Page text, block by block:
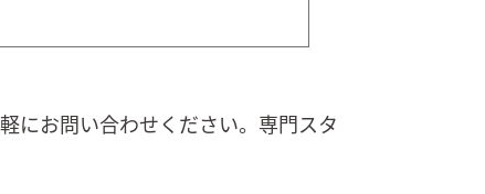
にお問い合わせください。専門スタ